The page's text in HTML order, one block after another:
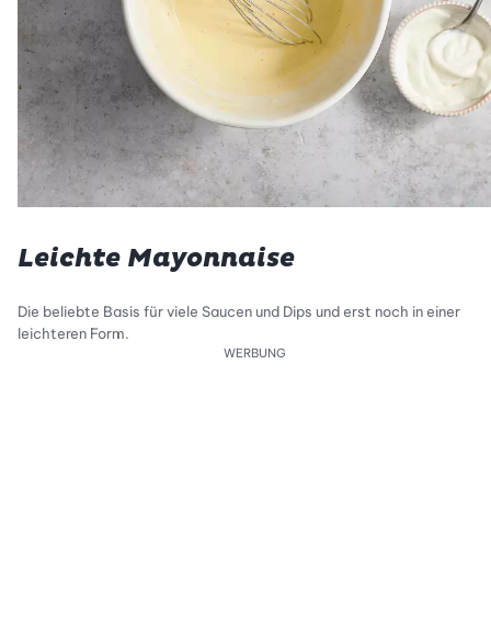
Leichte Mayonnaise
Die beliebte Basis für viele Saucen und Dips und erst noch in einer
leichteren Form.
WERBUNG